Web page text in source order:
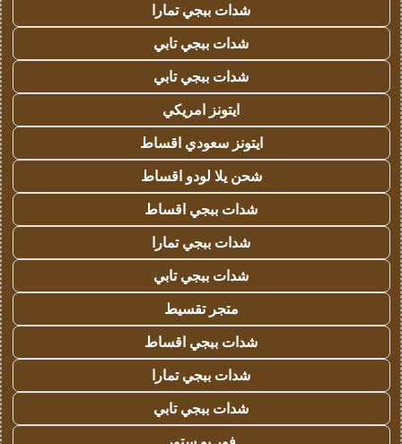
شدات ببجي تمارا
شدات ببجي تابي
شدات ببجي تابي
ايتونز امريكي
ايتونز سعودي اقساط
شحن يلا لودو اقساط
شدات ببجي اقساط
شدات ببجي تمارا
شدات ببجي تابي
متجر تقسيط
شدات ببجي اقساط
شدات ببجي تمارا
شدات ببجي تابي